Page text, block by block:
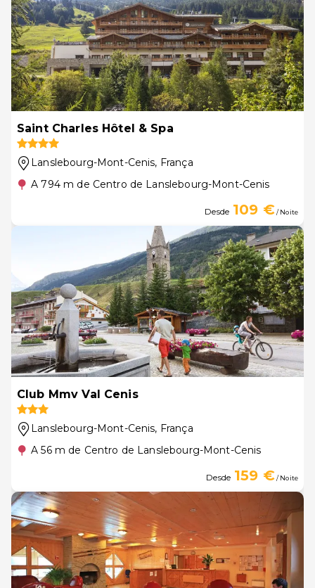
Saint Charles Hôtel & Spa
Lanslebourg-Mont-Cenis, França
A 794 m de Centro de Lanslebourg-Mont-Cenis
Desde 109 €/ Noite
Club Mmv Val Cenis
Lanslebourg-Mont-Cenis, França
A 56 m de Centro de Lanslebourg-Mont-Cenis
Desde 159 €/ Noite